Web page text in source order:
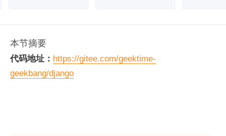
本节摘要
代码地址： https://gitee.com/geektime-
geekbang/django